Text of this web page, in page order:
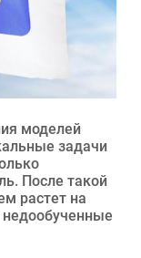
моделей
задачи
После такой
растет на